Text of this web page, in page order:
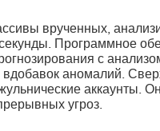
врученных,
Программное
с
аномалий.
аккаунты.
угроз.